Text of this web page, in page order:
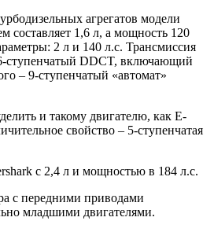
агрегатов модели
составляет 1,6 л, а мощность 120
2 л и 140 л.с. Трансмиссия
ступенчатый DDCT, включающий
– 9-ступенчатый «автомат»
и такому двигателю, как E-
свойство – 5-ступенчатая
с 2,4 л и мощностью в 184 л.с.
с передними приводами
младшими двигателями.